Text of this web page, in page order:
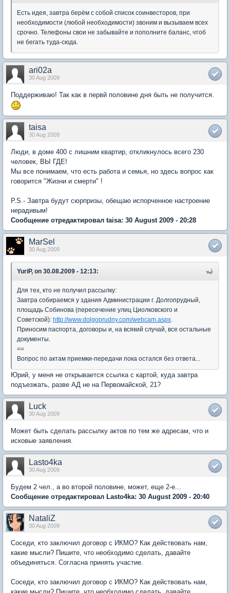
Есть идея, завтра берём с собой список соинвесторов, при
необходимости (любой необходимости) звоним и вызываем всех
срочно. Телефоны свои не забывайте и пополните баланс, чтоб
не бегать туда-сюда.
ari02a
30 Aug 2009
Поддерживаю! Так как в первй половине дня быть не получится.
taisa
30 Aug 2009
Люди, в доме 400 с лишним квартир, откликнулось всего 230
человек, ВЫ ГДЕ!
Мы все понимаем, что есть работа и семья, но здесь вопрос как
говорится "Жизни и смерти" !
P.S.- Завтра будут сюрпризы, обещаю испорченное настроение
нерадивым!
Сообщение отредактировал taisa: 30 August 2009 - 20:28
MarSel
30 Aug 2009
YuriP, on 30.08.2009 - 12:13:
Для тех, кто не получил рассылку:
Завтра собираемся у здания Администрации г. Долгопрудный,
площадь Собинова (пересечение улиц Циолковского и
Советской): http://www.dolgoprudny.com/webcam.aspx
Приносим паспорта, договоры и, на всякий случай, все остальные
документы.
==
Вопрос по актам приемки-передачи пока остался без ответа...
Юрий, у меня не открывается ссылка с картой, куда завтра
подъезжать, разве АД не на Первомайской, 21?
Luck
30 Aug 2009
Может быть сделать рассылку актов по тем же адресам, что и
исковые заявления.
Lasto4ka
30 Aug 2009
Будем 2 чел., а во второй половине, может, еще 2-е...
Сообщение отредактировал Lasto4ka: 30 August 2009 - 20:40
NataliZ
30 Aug 2009
Соседи, кто заключил договор с ИКМО? Как действовать нам,
какие мысли? Пишите, что необходимо сделать, давайте
объединяться. Согласна принять участие.
Соседи, кто заключил договор с ИКМО? Как действовать нам,